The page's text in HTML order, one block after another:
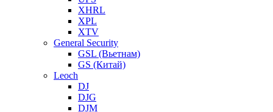
XHRL
XPL
XTV
General Security
GSL (Вьетнам)
GS (Китай)
Leoch
DJ
DJG
DJM